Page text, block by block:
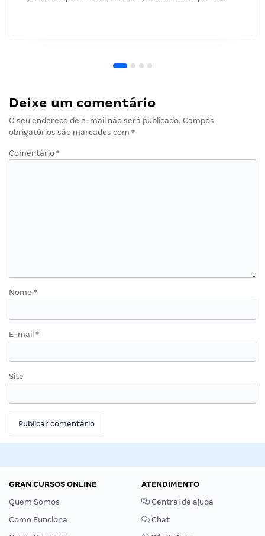
Deixe um comentário
O seu endereço de e-mail não será publicado. Campos
obrigatórios são marcados com *
Comentário *
Nome *
E-mail *
Site
GRAN CURSOS ONLINE
Quem Somos
Como Funciona
ATENDIMENTO
Central de ajuda
Chat